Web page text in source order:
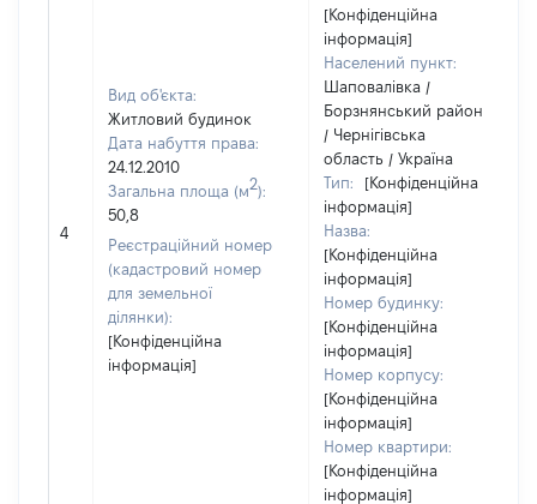
4
Вид об'єкта:
Житловий будинок
Дата набуття права:
24.12.2010
Загальна площа (м2):
50,8
Реєстраційний номер
(кадастровий номер
для земельної
ділянки):
[Конфіденційна
інформація]
[Конфіденційна
інформація]
Населений пункт:
Шаповалівка /
Борзнянський район
/ Чернігівська
область / Україна
Тип:
[Конфіденційна
інформація]
Назва:
[Конфіденційна
інформація]
Номер будинку:
[Конфіденційна
інформація]
Номер корпусу:
[Конфіденційна
інформація]
Номер квартири:
[Конфіденційна
інформація]